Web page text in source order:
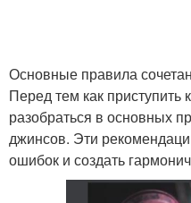
Основные правила
Перед тем как
разобраться в основных
джинсов. Эти
ошибок и создать